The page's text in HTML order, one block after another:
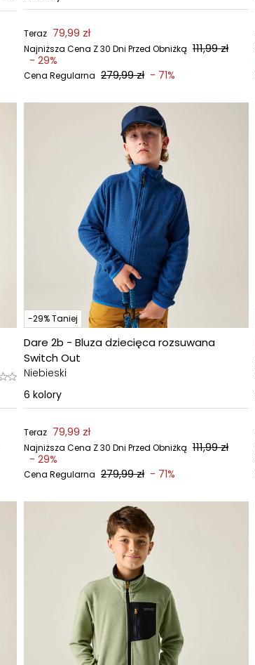
Teraz 79,99 zł
Najniższa Cena Z 30 Dni Przed Obniżką 111,99 zł
- 29%
Cena Regularna 279,99 zł - 71%
-29% Taniej
Dare 2b - Bluza dziecięca rozsuwana
Switch Out
Niebieski
6 kolory
Teraz 79,99 zł
Najniższa Cena Z 30 Dni Przed Obniżką 111,99 zł
- 29%
Cena Regularna 279,99 zł - 71%